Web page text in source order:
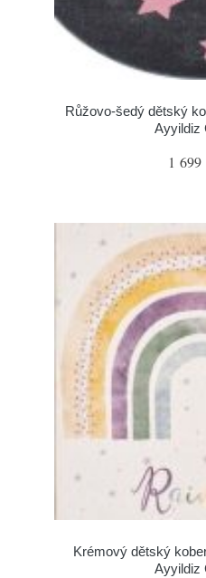
Růžovo-šedý dětský
Ayyildiz
1
Krémový dětský
Ayyildiz